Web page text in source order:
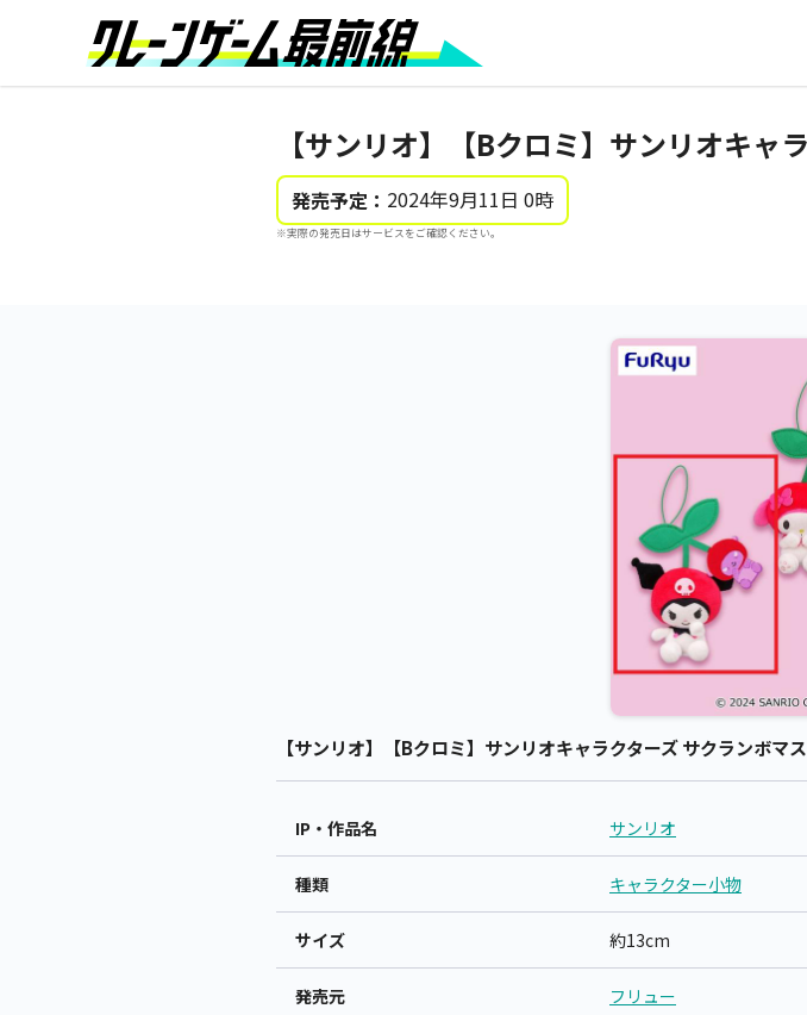
【サンリオ】【Bクロミ】サンリオキ
発売予定： 2024年9月11日 0時
※実際の発売日はサービスをご確認ください。
【サンリオ】【Bクロミ】サンリオキャラクターズ サクランボ
IP・作品名 サンリオ
種類 キャラクター小物
サイズ 約13cm
発売元 フリュー